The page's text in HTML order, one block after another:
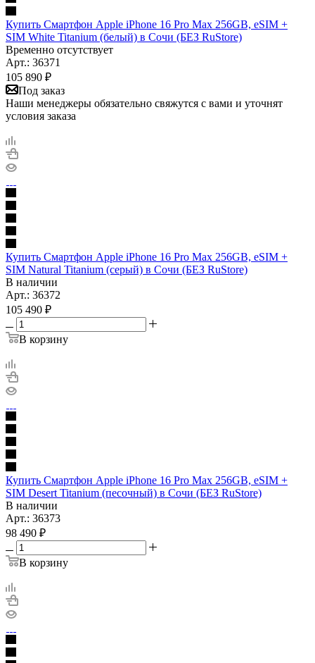
Купить Смартфон Apple iPhone 16 Pro Max 256GB, eSIM +
SIM White Titanium (белый) в Сочи (БЕЗ RuStore)
Временно отсутствует
Арт.: 36371
105 890 ₽
Под заказ
Наши менеджеры обязательно свяжутся с вами и уточнят
условия заказа
Купить Смартфон Apple iPhone 16 Pro Max 256GB, eSIM +
SIM Natural Titanium (серый) в Сочи (БЕЗ RuStore)
В наличии
Арт.: 36372
105 490 ₽
В корзину
Купить Смартфон Apple iPhone 16 Pro Max 256GB, eSIM +
SIM Desert Titanium (песочный) в Сочи (БЕЗ RuStore)
В наличии
Арт.: 36373
98 490 ₽
В корзину